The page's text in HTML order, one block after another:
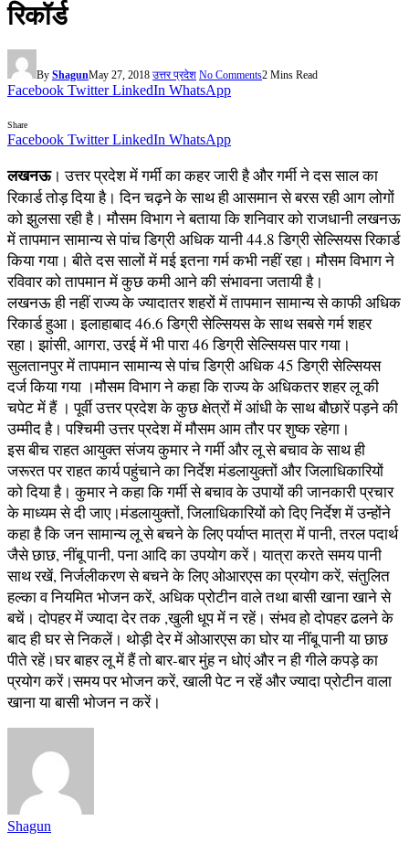
रिकॉर्ड
By ShagunMay 27, 2018 उत्तर प्रदेश No Comments2 Mins Read
Facebook Twitter LinkedIn WhatsApp
Share
Facebook Twitter LinkedIn WhatsApp
लखनऊ। उत्तर प्रदेश में गर्मी का कहर जारी है और गर्मी ने दस साल का
रिकार्ड तोड़ दिया है। दिन चढ़ने के साथ ही आसमान से बरस रही आग लोगों
को झुलसा रही है। मौसम विभाग ने बताया कि शनिवार को राजधानी लखनऊ
में तापमान सामान्य से पांच डिग्री अधिक यानी 44.8 डिग्री सेल्सियस रिकार्ड
किया गया। बीते दस सालों में मई इतना गर्म कभी नहीं रहा। मौसम विभाग ने
रविवार को तापमान में कुछ कमी आने की संभावना जतायी है।
लखनऊ ही नहीं राज्य के ज्यादातर शहरों में तापमान सामान्य से काफी अधिक
रिकार्ड हुआ। इलाहाबाद 46.6 डिग्री सेल्सियस के साथ सबसे गर्म शहर
रहा। झांसी, आगरा, उरई में भी पारा 46 डिग्री सेल्सियस पार गया।
सुलतानपुर में तापमान सामान्य से पांच डिग्री अधिक 45 डिग्री सेल्सियस
दर्ज किया गया ।मौसम विभाग ने कहा कि राज्य के अधिकतर शहर लू की
चपेट में हैं । पूर्वी उत्तर प्रदेश के कुछ क्षेत्रों में आंधी के साथ बौछारें पड़ने की
उम्मीद है। पश्चिमी उत्तर प्रदेश में मौसम आम तौर पर शुष्क रहेगा।
इस बीच राहत आयुक्त संजय कुमार ने गर्मी और लू से बचाव के साथ ही
जरूरत पर राहत कार्य पहुंचाने का निर्देश मंडलायुक्तों और जिलाधिकारियों
को दिया है। कुमार ने कहा कि गर्मी से बचाव के उपायों की जानकारी प्रचार
के माध्यम से दी जाए।मंडलायुक्तों, जिलाधिकारियों को दिए निर्देश में उन्होंने
कहा है कि जन सामान्य लू से बचने के लिए पर्याप्त मात्रा में पानी, तरल पदार्थ
जैसे छाछ, नींबू पानी, पना आदि का उपयोग करें। यात्रा करते समय पानी
साथ रखें, निर्जलीकरण से बचने के लिए ओआरएस का प्रयोग करें, संतुलित
हल्का व नियमित भोजन करें, अधिक प्रोटीन वाले तथा बासी खाना खाने से
बचें। दोपहर में ज्यादा देर तक ,खुली धूप में न रहें। संभव हो दोपहर ढलने के
बाद ही घर से निकलें। थोड़ी देर में ओआरएस का घोर या नींबू पानी या छाछ
पीते रहें।घर बाहर लू में हैं तो बार-बार मुंह न धोएं और न ही गीले कपड़े का
प्रयोग करें।समय पर भोजन करें, खाली पेट न रहें और ज्यादा प्रोटीन वाला
खाना या बासी भोजन न करें।
Shagun